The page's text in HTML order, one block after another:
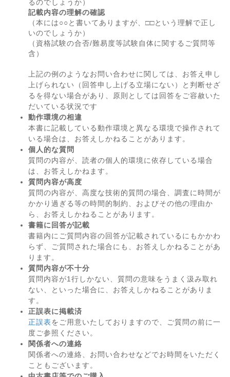
るのでしょうか）
記載内容の理解の確認
（本には○○と書いてありますが、□□という理解で正し
いのでしょうか）
（資格試験の合否/難易度等試験自体に関するご質問等
含）
上記の例のようなお問い合わせに関しては、お答え申し
上げられない（回答申し上げる立場にない）と判断せざ
るを得ない場合があり、原則としては回答をご容赦いた
だいている状況です
動作環境の相違
本書に記載している動作環境と異なる環境で操作されて
いる場合は、お答えしかねることがあります。
個人的な質問
質問の内容が、読者の個人的環境に依存している場合
は、お答えしかねます。
質問内容が高度
質問の内容が、高度な技術的質問の場合、調査に時間が
かかり過ぎる等の時間的制約、およびその他の理由か
ら、お答えしかねることがあります。
書籍に回答が記載
書籍内にご質問内容の回答が記載されているにもかかわ
らず、ご質問された場合にも、お答えしかねることがあ
ります。
質問内容が不十分
質問内容が1行しかない、質問の意味をうまく汲み取れ
ない、といった場合に、お答えしかねることがありま
す。
正誤表に掲載済
正誤表をご用意いたしておりますので、ご質問の前に一
度ご参照ください。
関係者への連絡
関係者への連絡、お問い合わせなどでお時間をいただく
こともございます。